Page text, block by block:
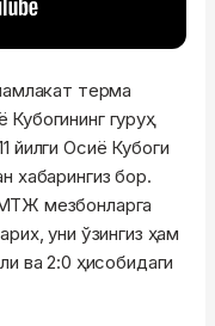
терма
гуруҳ
йилги Осиё Кубоги
хабарингиз бор.
мезбонларга
уни ўзингиз ҳам
ва 2:0 ҳисобидаги